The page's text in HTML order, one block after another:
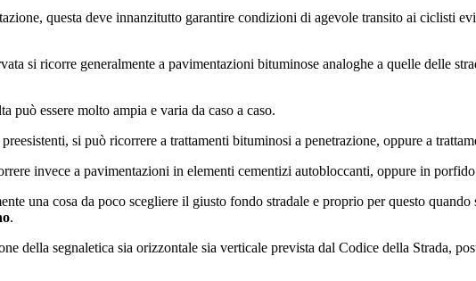
questa deve innanzitutto garantire condizioni di agevole transito ai ciclisti
si ricorre generalmente a pavimentazioni bituminose analoghe a quelle delle
può essere molto ampia e varia da caso a caso.
si può ricorrere a trattamenti bituminosi a penetrazione, oppure a
invece a pavimentazioni in elementi cementizi autobloccanti, oppure in
una cosa da poco scegliere il giusto fondo stradale e proprio per questo
.
della segnaletica sia orizzontale sia verticale prevista dal Codice della Strada,